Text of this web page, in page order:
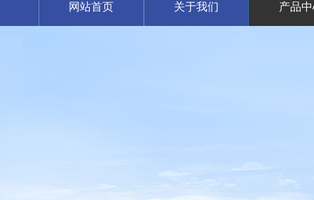
网站首页 关于我们 产品